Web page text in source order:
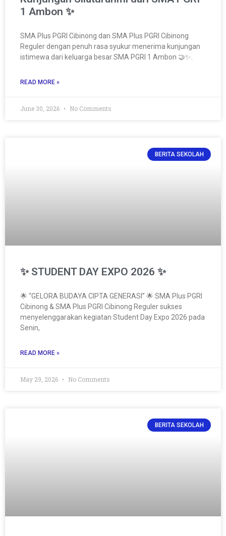
1 Ambon ✨
SMA Plus PGRI Cibinong dan SMA Plus PGRI Cibinong
Reguler dengan penuh rasa syukur menerima kunjungan
istimewa dari keluarga besar SMA PGRI 1 Ambon 🤝✨.
READ MORE »
June 30, 2026 No Comments
BERITA SEKOLAH
✨ STUDENT DAY EXPO 2026 ✨
🌟 “GELORA BUDAYA CIPTA GENERASI” 🌟 SMA Plus PGRI
Cibinong & SMA Plus PGRI Cibinong Reguler sukses
menyelenggarakan kegiatan Student Day Expo 2026 pada
Senin,
READ MORE »
May 29, 2026 No Comments
BERITA SEKOLAH